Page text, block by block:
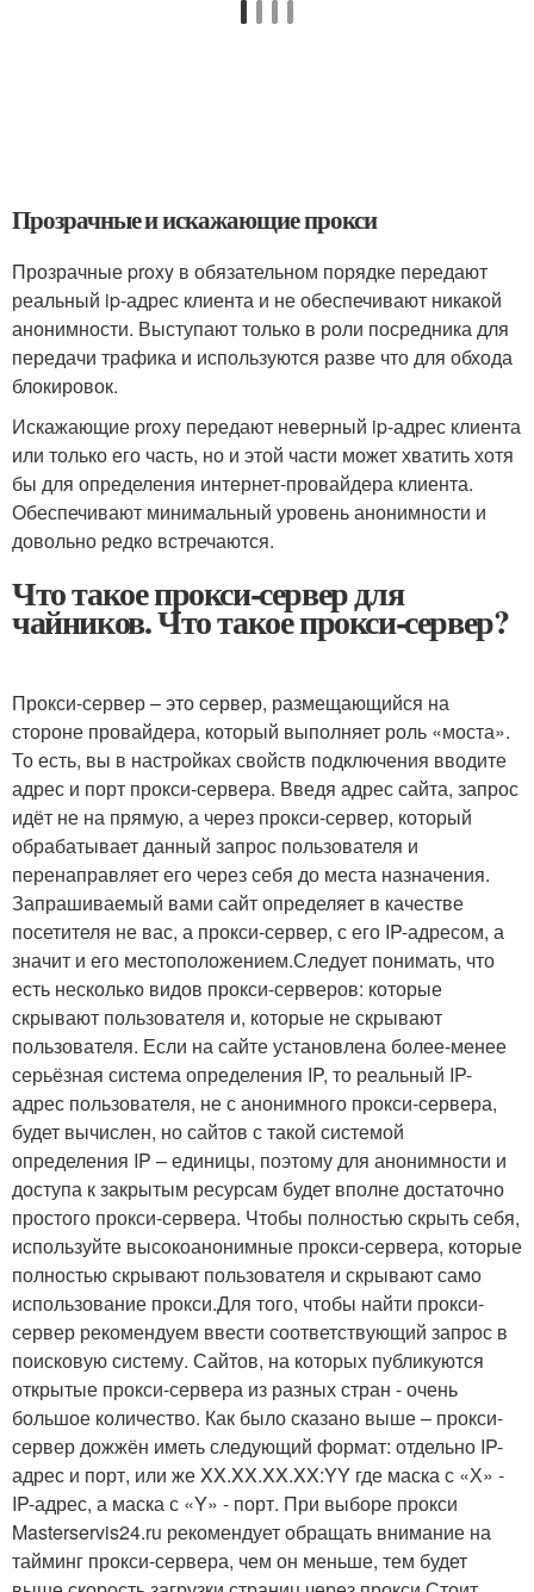
Прозрачные и искажающие прокси
Прозрачные proxy в обязательном порядке передают
реальный ip-адрес клиента и не обеспечивают никакой
анонимности. Выступают только в роли посредника для
передачи трафика и используются разве что для обхода
блокировок.
Искажающие proxy передают неверный ip-адрес клиента
или только его часть, но и этой части может хватить хотя
бы для определения интернет-провайдера клиента.
Обеспечивают минимальный уровень анонимности и
довольно редко встречаются.
Что такое прокси-сервер для
чайников. Что такое прокси-сервер?
Прокси-сервер – это сервер, размещающийся на
стороне провайдера, который выполняет роль «моста».
То есть, вы в настройках свойств подключения вводите
адрес и порт прокси-сервера. Введя адрес сайта, запрос
идёт не на прямую, а через прокси-сервер, который
обрабатывает данный запрос пользователя и
перенаправляет его через себя до места назначения.
Запрашиваемый вами сайт определяет в качестве
посетителя не вас, а прокси-сервер, с его IP-адресом, а
значит и его местоположением.Следует понимать, что
есть несколько видов прокси-серверов: которые
скрывают пользователя и, которые не скрывают
пользователя. Если на сайте установлена более-менее
серьёзная система определения IP, то реальный IP-
адрес пользователя, не с анонимного прокси-сервера,
будет вычислен, но сайтов с такой системой
определения IP – единицы, поэтому для анонимности и
доступа к закрытым ресурсам будет вполне достаточно
простого прокси-сервера. Чтобы полностью скрыть себя,
используйте высокоанонимные прокси-сервера, которые
полностью скрывают пользователя и скрывают само
использование прокси.Для того, чтобы найти прокси-
сервер рекомендуем ввести соответствующий запрос в
поисковую систему. Сайтов, на которых публикуются
открытые прокси-сервера из разных стран - очень
большое количество. Как было сказано выше – прокси-
сервер дожжён иметь следующий формат: отдельно IP-
адрес и порт, или же XX.XX.XX.XX:YY где маска с «Х» -
IP-адрес, а маска с «Y» - порт. При выборе прокси
Masterservis24.ru рекомендует обращать внимание на
тайминг прокси-сервера, чем он меньше, тем будет